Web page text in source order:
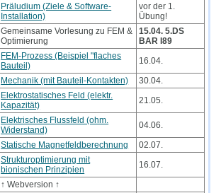
Präludium (Ziele & Software-
Installation)
vor der 1.
Übung!
Gemeinsame Vorlesung zu FEM &
Optimierung
15.04. 5.DS
BAR I89
FEM-Prozess (Beispiel "flaches
Bauteil)
16.04.
Mechanik (mit Bauteil-Kontakten)
30.04.
Elektrostatisches Feld (elektr.
Kapazität)
21.05.
Elektrisches Flussfeld (ohm.
Widerstand)
04.06.
Statische Magnetfeldberechnung
02.07.
Strukturoptimierung mit
bionischen Prinzipien
16.07.
↑ Webversion ↑